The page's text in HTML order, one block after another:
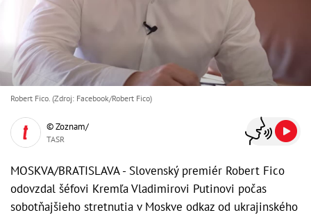
Robert Fico. (Zdroj: Facebook/Robert Fico)
© Zoznam/
TASR
MOSKVA/BRATISLAVA - Slovenský premiér Robert Fico
odovzdal šéfovi Kremľa Vladimirovi Putinovi počas
sobotňajšieho stretnutia v Moskve odkaz od ukrajinského